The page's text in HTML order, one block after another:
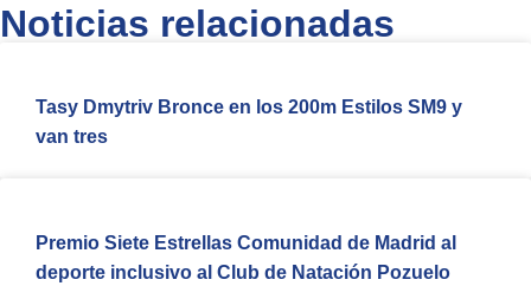
Noticias relacionadas
Tasy Dmytriv Bronce en los 200m Estilos SM9 y
van tres
Premio Siete Estrellas Comunidad de Madrid al
deporte inclusivo al Club de Natación Pozuelo